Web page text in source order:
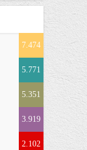
7.474
5.771
5.351
3.919
2.102